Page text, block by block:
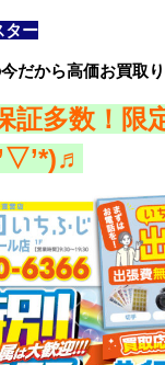
ター
だから高価お買取り
証多数！限